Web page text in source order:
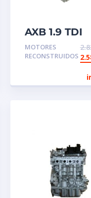
AXB 1.9 TDI
Motor de
intercambio
Inyector
MOTORES
RECONSTRUIDOS